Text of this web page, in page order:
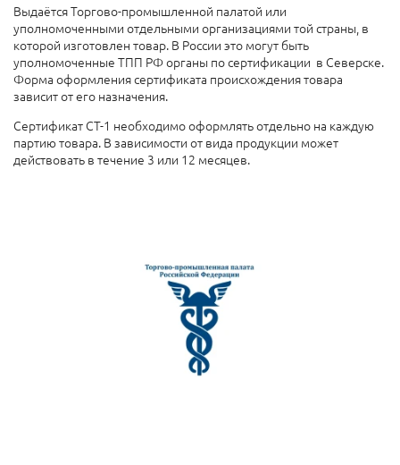
Выдаётся Торгово-промышленной палатой или
уполномоченными отдельными организациями той страны, в
которой изготовлен товар. В России это могут быть
уполномоченные ТПП РФ органы по сертификации в Северске.
Форма оформления сертификата происхождения товара
зависит от его назначения.
Сертификат СТ-1 необходимо оформлять отдельно на каждую
партию товара. В зависимости от вида продукции может
действовать в течение 3 или 12 месяцев.